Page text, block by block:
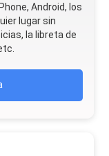
Android, Ios
lugar sin
la libreta de